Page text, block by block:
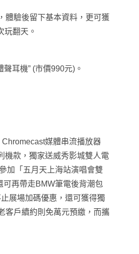
體驗後留下基本資料，更可獲
玩翻天。
耳機” (市價990元)。
媒體串流播放器
機款，獨家送威秀影城雙人電
加「五月天上海站演唱會雙
可再帶走BMW筆電後背潮包
展場加碼優惠，還可獲得獨
客戶續約則免萬元預繳，而攜